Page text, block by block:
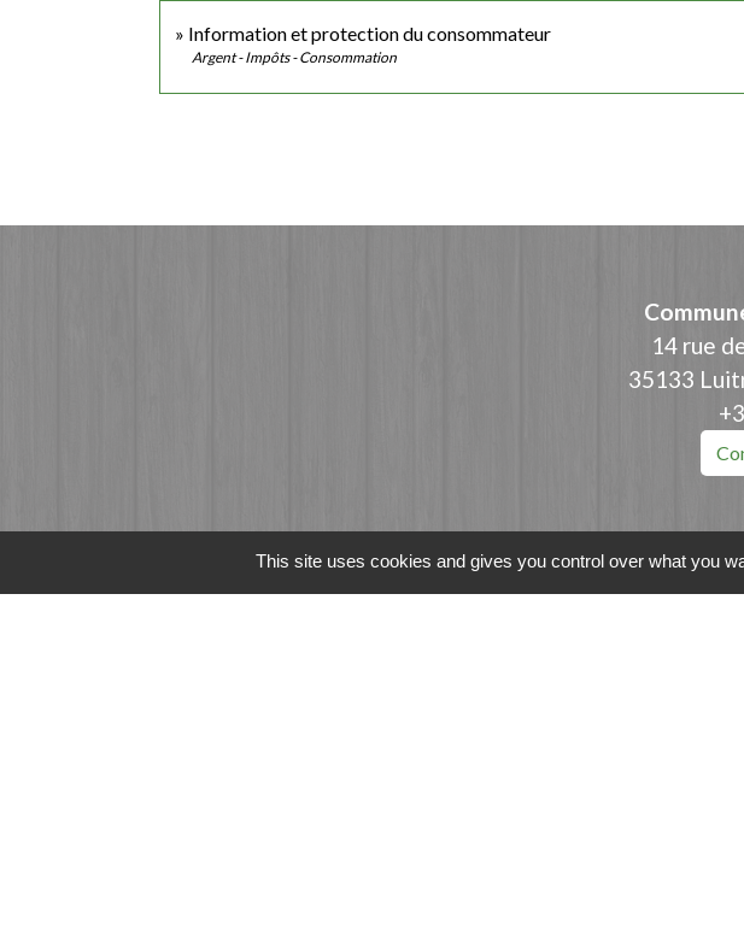
Information et protection du consommateur
Argent - Impôts - Consommation
14 rue
35133
Liens
This site uses cookies and gives you control over what you